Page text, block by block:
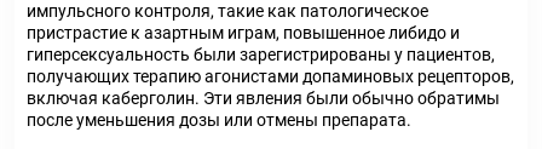
импульсного контроля, такие как патологическое
пристрастие к азартным играм, повышенное либидо и
гиперсексуальность были зарегистрированы у пациентов,
получающих терапию агонистами допаминовых рецепторов,
включая каберголин. Эти явления были обычно обратимы
после уменьшения дозы или отмены препарата.